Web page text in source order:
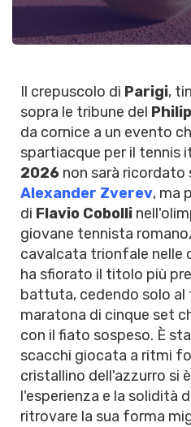
Il crepuscolo di Parigi,
sopra le tribune del
da cornice a un evento
spartiacque per il tennis
2026 non sarà
Alexander Zverev, ma
di Flavio Cobolli
giovane tennista
cavalcata trionfale nelle
ha sfiorato il titolo più
battuta, cedendo solo al
maratona di cinque set
con il fiato sospeso. È
scacchi giocata a ritmi
cristallino dell'azzurro si
l'esperienza e la solidità
ritrovare la sua forma